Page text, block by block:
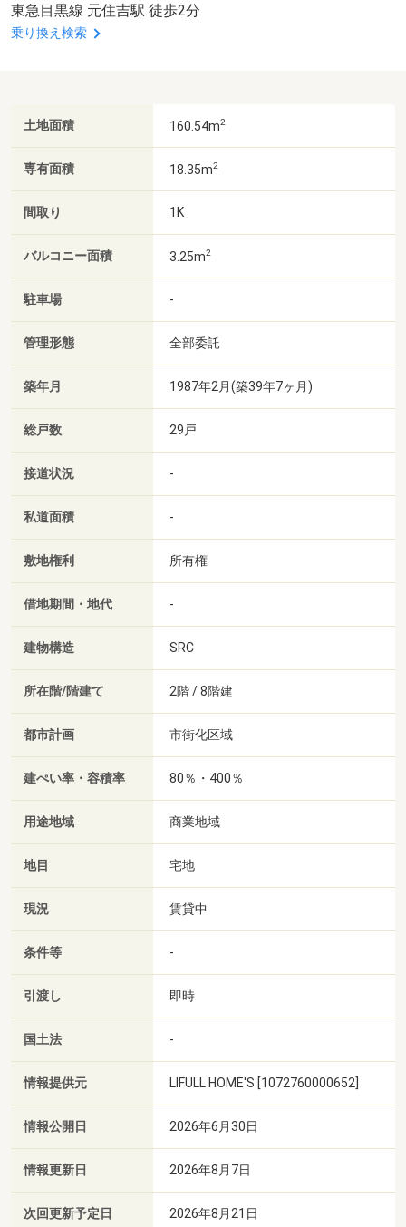
東急目黒線 元住吉駅 徒歩2分
乗り換え検索
土地面積 160.54m2
専有面積 18.35m2
間取り 1K
バルコニー面積 3.25m2
駐車場 -
管理形態 全部委託
築年月 1987年2月(築39年7ヶ月)
総戸数 29戸
接道状況 -
私道面積 -
敷地権利 所有権
借地期間・地代 -
建物構造 SRC
所在階/階建て 2階 / 8階建
都市計画 市街化区域
建ぺい率・容積率 80％・400％
用途地域 商業地域
地目 宅地
現況 賃貸中
条件等 -
引渡し 即時
国土法 -
情報提供元 LIFULL HOME'S [1072760000652]
情報公開日 2026年6月30日
情報更新日 2026年8月7日
次回更新予定日 2026年8月21日